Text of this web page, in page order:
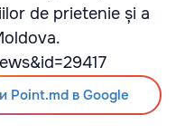
de prietenie și a
Point.md в Google